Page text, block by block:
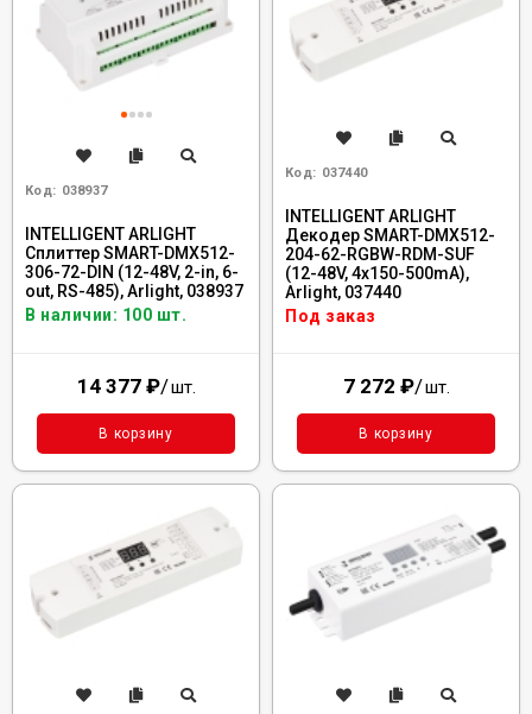
Код: 038937
INTELLIGENT ARLIGHT
Сплиттер SMART-DMX512-
306-72-DIN (12-48V, 2-in, 6-
out, RS-485), Arlight, 038937
В наличии: 100 шт.
14 377 ₽/шт.
В корзину
Код: 037440
INTELLIGENT ARLIGHT
Декодер SMART-DMX512-
204-62-RGBW-RDM-SUF
(12-48V, 4x150-500mA),
Arlight, 037440
Под заказ
7 272 ₽/шт.
В корзину